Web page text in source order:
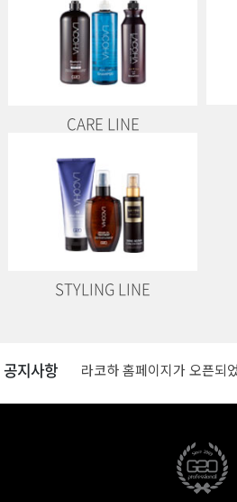
CARE LINE
STYLING LINE
공지사항